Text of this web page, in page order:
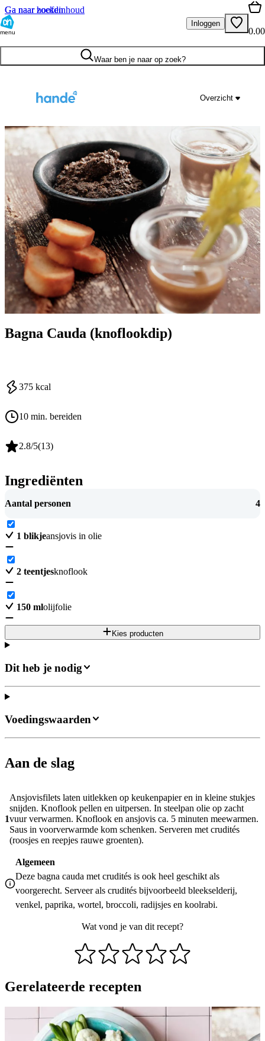
Ga naar hoofdinhoud
Ga naar zoeken
menu
Inloggen
0.00
Waar ben je naar op zoek?
Overzicht
Bagna Cauda (knoflookdip)
375 kcal
10 min. bereiden
2.8/5(13)
Ingrediënten
Aantal personen 4
1 blikjeansjovis in olie
2 teentjesknoflook
150 mlolijfolie
Kies producten
Dit heb je nodig
Aan de slag
1
Ansjovisfilets laten uitlekken op keukenpapier en in kleine stukjes
snijden. Knoflook pellen en uitpersen. In steelpan olie op zacht
vuur verwarmen. Knoflook en ansjovis ca. 5 minuten meewarmen.
Saus in voorverwarmde kom schenken. Serveren met crudités
(roosjes en reepjes rauwe groenten).
Algemeen
Deze bagna cauda met crudités is ook heel geschikt als
voorgerecht. Serveer als crudités bijvoorbeeld bleekselderij,
venkel, paprika, wortel, broccoli, radijsjes en koolrabi.
Wat vond je van dit recept?
Voedingswaarden
Gerelateerde recepten